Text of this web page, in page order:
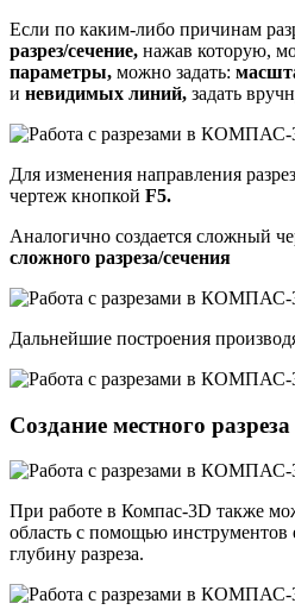
Если по каким-либо причинам
разрез/сечение, нажав которую,
параметры, можно задать:
и невидимых линий, задать
Для изменения направления
чертеж кнопкой F5.
Аналогично создается сложный
сложного разреза/сечения
Дальнейшие построения
Создание местного разреза
При работе в Компас-3D также
область с помощью инструментов
глубину разреза.